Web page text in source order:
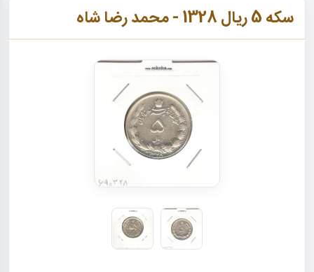
سکه 5 ریال 1328 - محمد رضا شاه